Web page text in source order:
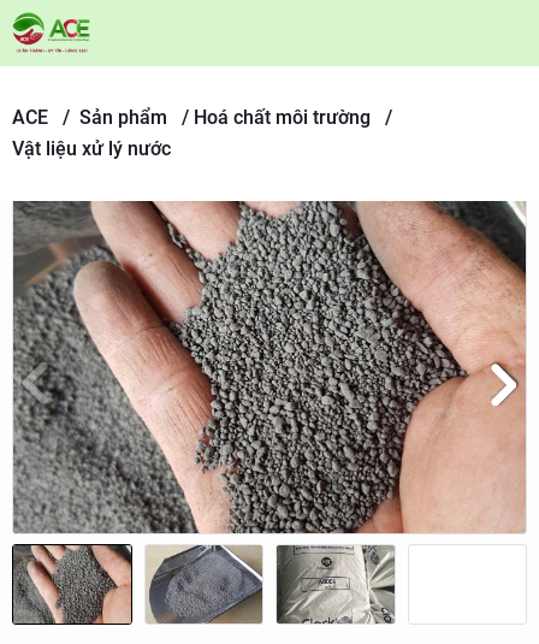
ACE / Sản phẩm / Hoá chất môi trường /
Vật liệu xử lý nước